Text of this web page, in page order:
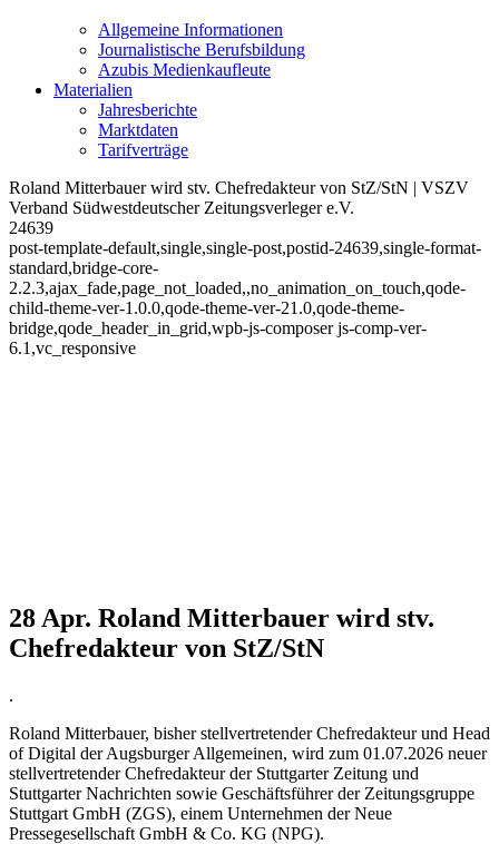
Allgemeine Informationen
Journalistische Berufsbildung
Azubis Medienkaufleute
Materialien
Jahresberichte
Marktdaten
Tarifverträge
Roland Mitterbauer wird stv. Chefredakteur von StZ/StN | VSZV
Verband Südwestdeutscher Zeitungsverleger e.V.
24639
post-template-default,single,single-post,postid-24639,single-format-
standard,bridge-core-
2.2.3,ajax_fade,page_not_loaded,,no_animation_on_touch,qode-
child-theme-ver-1.0.0,qode-theme-ver-21.0,qode-theme-
bridge,qode_header_in_grid,wpb-js-composer js-comp-ver-
6.1,vc_responsive
28 Apr. Roland Mitterbauer wird stv.
Chefredakteur von StZ/StN
.
Roland Mitterbauer, bisher stellvertretender Chefredakteur und Head
of Digital der Augsburger Allgemeinen, wird zum 01.07.2026 neuer
stellvertretender Chefredakteur der Stuttgarter Zeitung und
Stuttgarter Nachrichten sowie Geschäftsführer der Zeitungsgruppe
Stuttgart GmbH (ZGS), einem Unternehmen der Neue
Pressegesellschaft GmbH & Co. KG (NPG).